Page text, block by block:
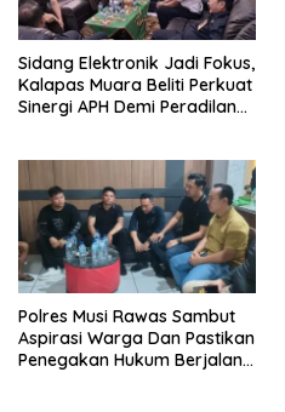
Sidang Elektronik Jadi Fokus,
Kalapas Muara Beliti Perkuat
Sinergi APH Demi Peradilan
Polres Musi Rawas Sambut
Aspirasi Warga Dan Pastikan
Penegakan Hukum Berjalan